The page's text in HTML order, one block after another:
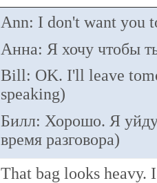
Ann: I don't want you
Анна: Я хочу чтобы
Bill: OK. I'll leave
speaking)
Билл: Хорошо. Я уйду
время разговора)
That bag looks